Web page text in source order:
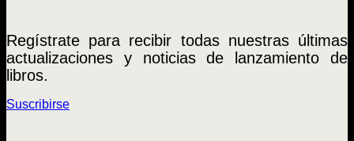
Regístrate para recibir todas nuestras últimas
actualizaciones y noticias de lanzamiento de
libros.
Suscribirse